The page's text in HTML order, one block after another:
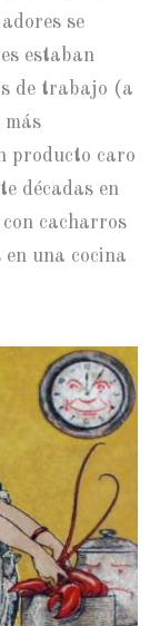
se
estaban
de trabajo (a
más
producto caro
décadas en
con cacharros
una cocina